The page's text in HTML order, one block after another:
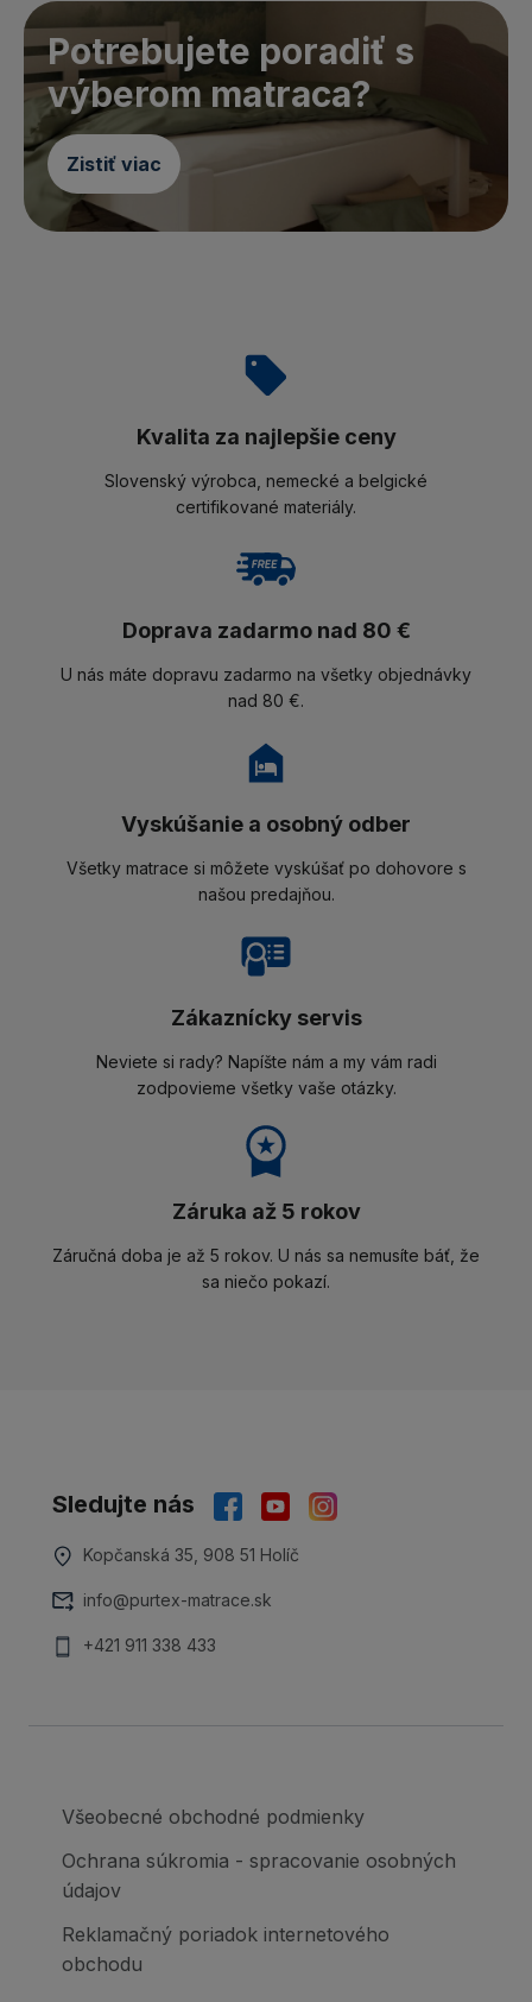
Potrebujete poradiť s
výberom matraca?
Zistiť viac
Kvalita za najlepšie ceny
Slovenský výrobca, nemecké a belgické
certifikované materiály.
Doprava zadarmo nad 80 €
U nás máte dopravu zadarmo na všetky objednávky
nad 80 €.
Vyskúšanie a osobný odber
Všetky matrace si môžete vyskúšať po dohovore s
našou predajňou.
Zákaznícky servis
Neviete si rady? Napíšte nám a my vám radi
zodpovieme všetky vaše otázky.
Záruka až 5 rokov
Záručná doba je až 5 rokov. U nás sa nemusíte báť, že
sa niečo pokazí.
Sledujte nás
Kopčanská 35, 908 51 Holíč
info@purtex-matrace.sk
+421 911 338 433
Všeobecné obchodné podmienky
Ochrana súkromia - spracovanie osobných
údajov
Reklamačný poriadok internetového
obchodu